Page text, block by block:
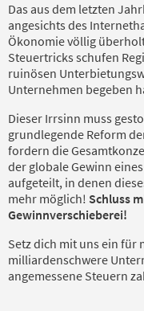
Das aus dem letzten
angesichts des
Ökonomie völlig
Steuertricks schufen
ruinösen
Unternehmen begeben
Dieser Irrsinn muss
grundlegende Reform
fordern die
der globale Gewinn
aufgeteilt, in denen
mehr möglich! Schluss
Gewinnverschieberei!
Setz dich mit uns ein für
milliardenschwere
angemessene Steuern